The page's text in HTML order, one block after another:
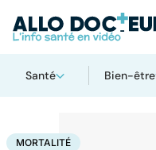
Santé Bien-être
AccueilSanté Mortalité
MORTALITÉ